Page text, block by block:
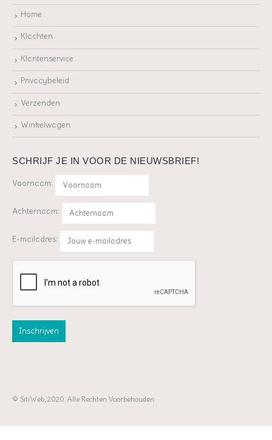
Home
Klachten
Klantenservice
Privacybeleid
Verzenden
Winkelwagen
SCHRIJF JE IN VOOR DE NIEUWSBRIEF!
Voornaam:
Achternaam:
E-mailadres:
© SitiWeb, 2020. Alle Rechten Voorbehouden.